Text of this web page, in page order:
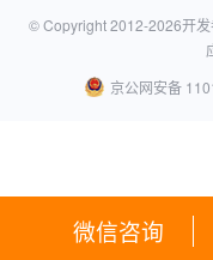
微信咨询
© Copyright 2012-2026开
京公网安备